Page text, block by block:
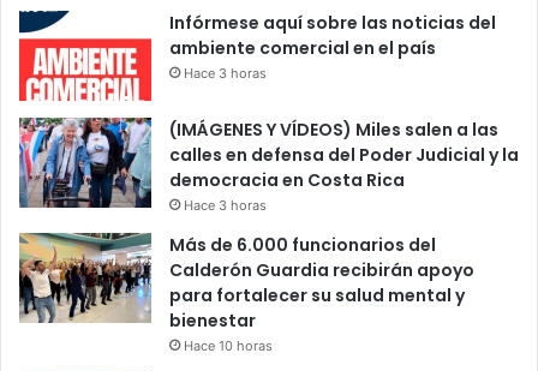
Infórmese aquí sobre las noticias del
ambiente comercial en el país
Hace 3 horas
(IMÁGENES Y VÍDEOS) Miles salen a las
calles en defensa del Poder Judicial y la
democracia en Costa Rica
Hace 3 horas
Más de 6.000 funcionarios del
Calderón Guardia recibirán apoyo
para fortalecer su salud mental y
bienestar
Hace 10 horas